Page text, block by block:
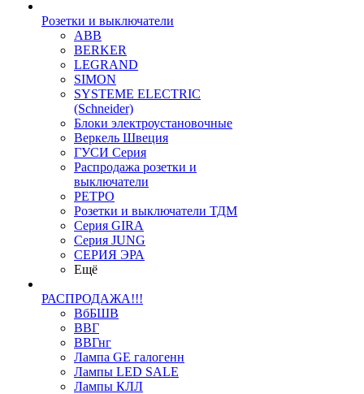
Розетки и выключатели
ABB
BERKER
LEGRAND
SIMON
SYSTEME ELECTRIC
(Schneider)
Блоки электроустановочные
Веркель Швеция
ГУСИ Серия
Распродажа розетки и
выключатели
РЕТРО
Розетки и выключатели ТДМ
Серия GIRA
Серия JUNG
СЕРИЯ ЭРА
Ещё
РАСПРОДАЖА!!!
ВбБШВ
ВВГ
ВВГнг
Лампа GE галогенн
Лампы LED SALE
Лампы КЛЛ